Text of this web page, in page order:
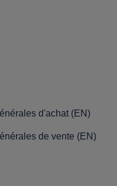
d'achat (EN)
de vente (EN)